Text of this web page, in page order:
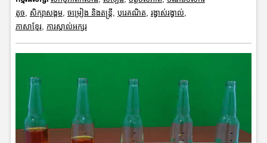
តូច, សិក្សាសង្គម, ចម្រៀង និងតន្ត្រី, បុរេគណិត, រង្វាស់រង្វាល់,
ភាសាខ្មែរ, ការស្គាល់អក្សរ